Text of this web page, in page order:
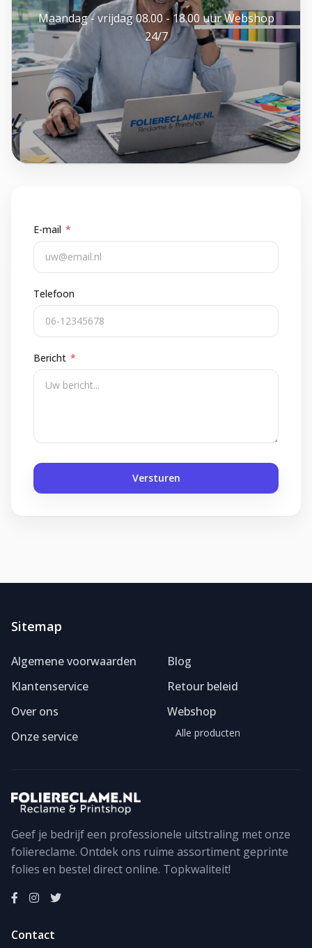
Maandag - vrijdag 08.00 - 18.00 uur Webshop
24/7
E-mail *
Telefoon
Bericht *
Versturen
Sitemap
Algemene voorwaarden
Klantenservice
Over ons
Onze service
Blog
Retour beleid
Webshop
Alle producten
Geef je bedrijf een professionele uitstraling met onze
foliereclame. Ontdek ons ruime assortiment geprinte
folies en bestel direct online. Topkwaliteit!
Contact
Foliereclame
Meestal binnen een dag